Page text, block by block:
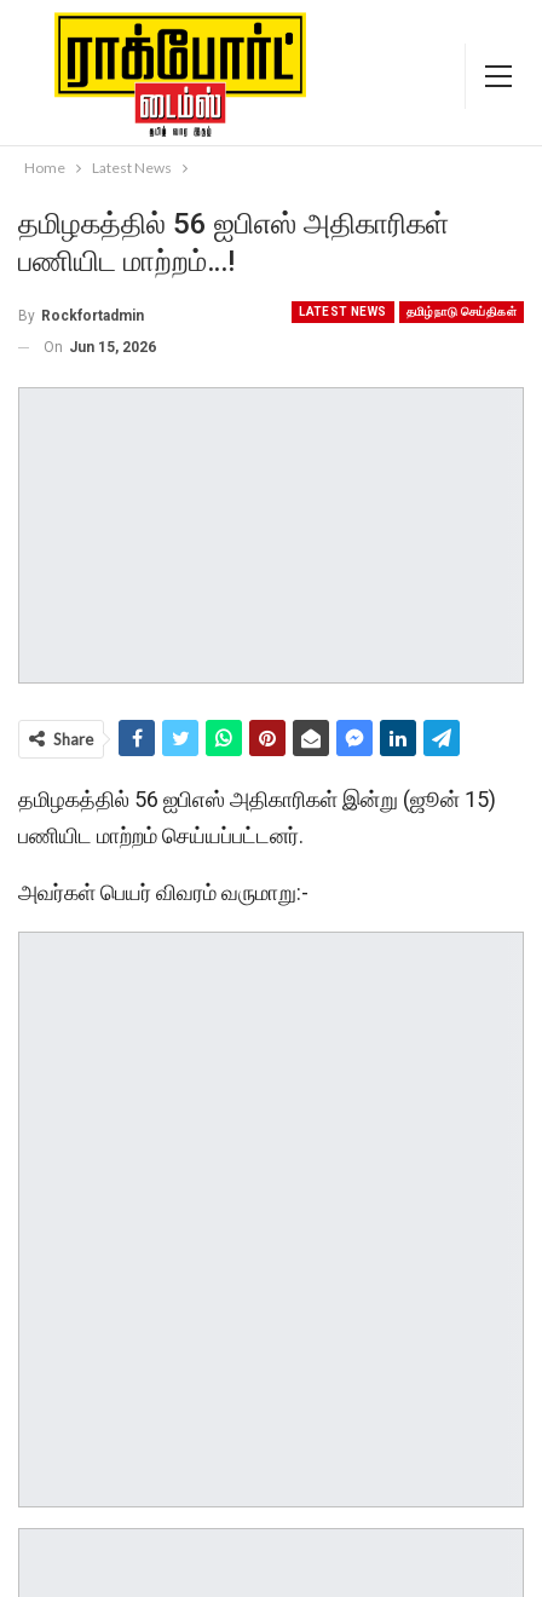
Home Latest News
தமிழகத்தில் 56 ஐபிஎஸ் அதிகாரிகள்
பணியிட மாற்றம்…!
LATEST NEWS தமிழ்நாடு செய்திகள்
By Rockfortadmin
On Jun 15, 2026
Share
தமிழகத்தில் 56 ஐபிஎஸ் அதிகாரிகள் இன்று (ஜூன் 15)
பணியிட மாற்றம் செய்யப்பட்டனர்.
அவர்கள் பெயர் விவரம் வருமாறு:-